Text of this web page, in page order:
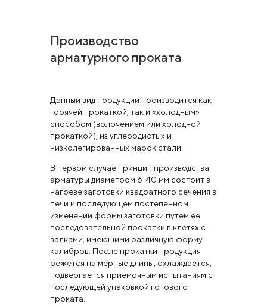
Производство
арматурного проката
Данный вид продукции производится как
горячей прокаткой, так и «холодным»
способом (волочением или холодной
прокаткой), из углеродистых и
низколегированных марок стали.
В первом случае принцип производства
арматуры диаметром 6-40 мм состоит в
нагреве заготовки квадратного сечения в
печи и последующем постепенном
изменении формы заготовки путем ее
последовательной прокатки в клетях с
валками, имеющими различную форму
калибров. После прокатки продукция
режется на мерные длины, охлаждается,
подвергается приемочным испытаниям с
последующей упаковкой готового
проката.